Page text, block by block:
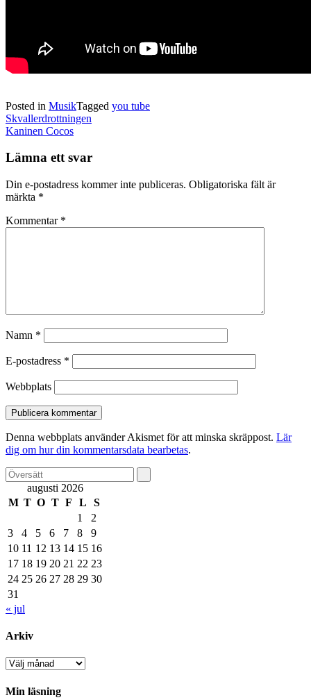
Posted in MusikTagged you tube
Post
navigation
Skvallerdrottningen
Kaninen Cocos
Lämna ett svar
Din e-postadress kommer inte publiceras. Obligatoriska fält är
märkta *
Kommentar *
Namn *
E-postadress *
Webbplats
Denna webbplats använder Akismet för att minska skräppost. Lär
dig om hur din kommentarsdata bearbetas.
augusti 2026
M T O T F L
S
1
2
3
4 5 6 7 8
9
10 11 12 13 14 15 16
17 18 19 20 21 22 23
24 25 26 27 28 29 30
31
« jul
Arkiv
Arkiv
Min läsning